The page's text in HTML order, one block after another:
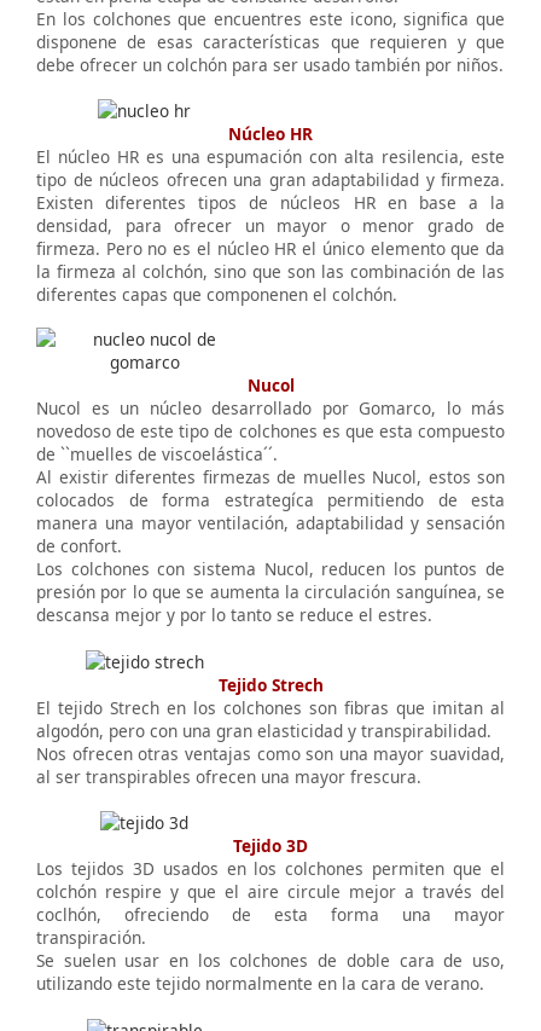
En los colchones que encuentres este icono, significa que
disponene de esas características que requieren y que
debe ofrecer un colchón para ser usado también por niños.
Núcleo HR
El núcleo HR es una espumación con alta resilencia, este
tipo de núcleos ofrecen una gran adaptabilidad y firmeza.
Existen diferentes tipos de núcleos HR en base a la
densidad, para ofrecer un mayor o menor grado de
firmeza. Pero no es el núcleo HR el único elemento que da
la firmeza al colchón, sino que son las combinación de las
diferentes capas que componenen el colchón.
Nucol
Nucol es un núcleo desarrollado por Gomarco, lo más
novedoso de este tipo de colchones es que esta compuesto
de ``muelles de viscoelástica´´.
Al existir diferentes firmezas de muelles Nucol, estos son
colocados de forma estrategíca permitiendo de esta
manera una mayor ventilación, adaptabilidad y sensación
de confort.
Los colchones con sistema Nucol, reducen los puntos de
presión por lo que se aumenta la circulación sanguínea, se
descansa mejor y por lo tanto se reduce el estres.
Tejido Strech
El tejido Strech en los colchones son fibras que imitan al
algodón, pero con una gran elasticidad y transpirabilidad.
Nos ofrecen otras ventajas como son una mayor suavidad,
al ser transpirables ofrecen una mayor frescura.
Tejido 3D
Los tejidos 3D usados en los colchones permiten que el
colchón respire y que el aire circule mejor a través del
coclhón, ofreciendo de esta forma una mayor
transpiración.
Se suelen usar en los colchones de doble cara de uso,
utilizando este tejido normalmente en la cara de verano.